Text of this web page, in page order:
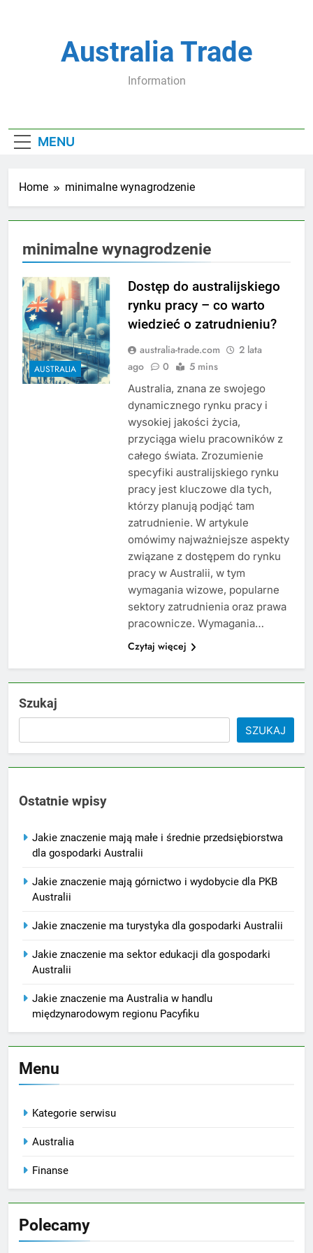
Australia Trade
Information
MENU
Home minimalne wynagrodzenie
minimalne wynagrodzenie
AUSTRALIA
Dostęp do australijskiego
rynku pracy – co warto
wiedzieć o zatrudnieniu?
australia-trade.com
2 lata
ago
0 5 mins
Australia, znana ze swojego
dynamicznego rynku pracy i
wysokiej jakości życia,
przyciąga wielu pracowników z
całego świata. Zrozumienie
specyfiki australijskiego rynku
pracy jest kluczowe dla tych,
którzy planują podjąć tam
zatrudnienie. W artykule
omówimy najważniejsze aspekty
związane z dostępem do rynku
pracy w Australii, w tym
wymagania wizowe, popularne
sektory zatrudnienia oraz prawa
pracownicze. Wymagania…
Czytaj więcej
Szukaj
SZUKAJ
Ostatnie wpisy
Jakie znaczenie mają małe i średnie przedsiębiorstwa
dla gospodarki Australii
Jakie znaczenie mają górnictwo i wydobycie dla PKB
Australii
Jakie znaczenie ma turystyka dla gospodarki Australii
Jakie znaczenie ma sektor edukacji dla gospodarki
Australii
Jakie znaczenie ma Australia w handlu
międzynarodowym regionu Pacyfiku
Menu
Kategorie serwisu
Australia
Finanse
Polecamy